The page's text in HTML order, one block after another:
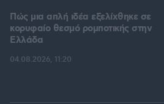
Πώς μια απλή ιδέα εξελίχθηκε σε
κορυφαίο θεσμό ρομποτικής στην
Ελλάδα
04.08.2026, 11:20